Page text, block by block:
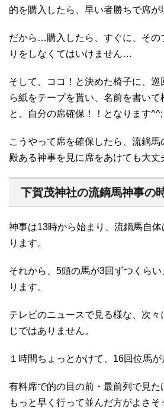
的を購入したら、早い者勝ちで席が
だから…購入したら、すぐに、その
りをしなくてはいけません…
そして、ココ！と決めた椅子に、
ら紙をテープを貰い、名前を書いて
と、自分の席確保！！となります^^;
こうやって席を確保したら、流鏑
殿ある神事を見に席をあけても大丈
下賀茂神社の流鏑馬神事の
神事は13時から始まり、流鏑馬自体
ります。
それから、5頭の馬が3回ずつくら
ります。
テレビのニュースで見る様な、次
じではありません。
１時間ちょっとかけて、16回位馬が
有料席で的の目の前・最前列で見た
もっと早く行って並んだ方がよさそ